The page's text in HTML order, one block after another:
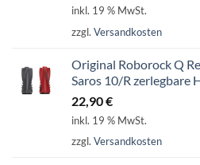
inkl. 19 % MwSt.
zzgl. Versandkosten
Original Roborock Q
Saros 10/R zerlegbare
22,90€
inkl. 19 % MwSt.
zzgl. Versandkosten